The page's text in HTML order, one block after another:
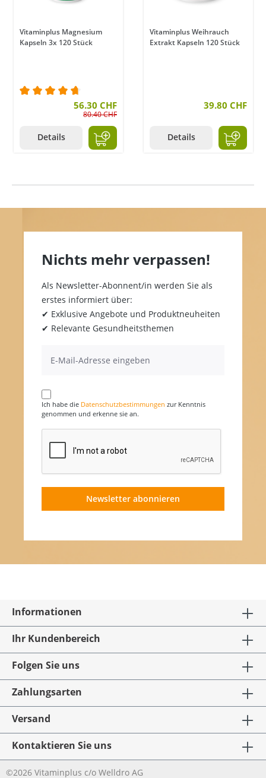
Vitaminplus Magnesium
Kapseln 3x 120 Stück
Durchschnittliche Bewertung von 4.7 von 5
56.30 CHF
80.40 CHF
Details
Vitaminplus Weihrauch
Extrakt Kapseln 120 Stück
39.80 CHF
Details
Nichts mehr verpassen!
Als Newsletter-Abonnent/in werden Sie als
erstes informiert über:
✔ Exklusive Angebote und Produktneuheiten
✔ Relevante Gesundheitsthemen
Ich habe die Datenschutzbestimmungen zur Kenntnis
genommen und erkenne sie an.
Newsletter abonnieren
Informationen
Ihr Kundenbereich
Folgen Sie uns
Zahlungsarten
Versand
Kontaktieren Sie uns
©2026 Vitaminplus c/o Welldro AG